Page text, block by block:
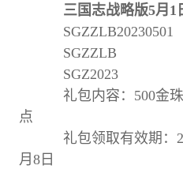
三国志战略版5月1
SGZZLB20230501
SGZZLB
SGZ2023
礼包内容：500金珠
点
礼包领取有效期：
月8日